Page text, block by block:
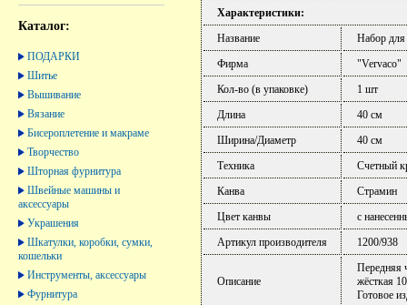
Каталог:
ПОДАРКИ
Шитье
Вышивание
Вязание
Бисероплетение и макраме
Творчество
Шторная фурнитура
Швейные машины и
аксессуары
Украшения
Шкатулки, коробки, сумки,
кошельки
Инструменты, аксессуары
Фурнитура
Характеристики:
Название
Набор
Фирма
"Vervaco"
Кол-во (в упаковке)
1 шт
Длина
40 см
Ширина/Диаметр
40 см
Техника
Счетный
Канва
Страмин
Цвет канвы
с
Артикул производителя
1200/938
Описание
Передняя
жёсткая
Готовое